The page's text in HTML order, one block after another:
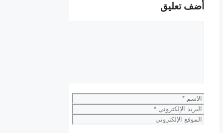
أضف تعليق
الاسم
البريد
الإلكتروني
الموقع